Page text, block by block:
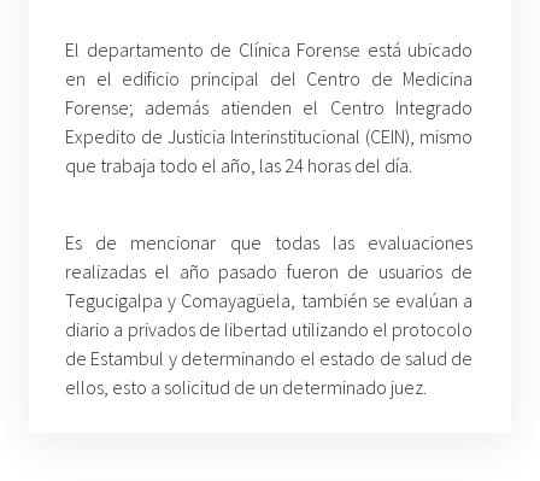
El departamento de Clínica Forense está ubicado
en el edificio principal del Centro de Medicina
Forense; además atienden el Centro Integrado
Expedito de Justicia Interinstitucional (CEIN), mismo
que trabaja todo el año, las 24 horas del día.
Es de mencionar que todas las evaluaciones
realizadas el año pasado fueron de usuarios de
Tegucigalpa y Comayagüela, también se evalúan a
diario a privados de libertad utilizando el protocolo
de Estambul y determinando el estado de salud de
ellos, esto a solicitud de un determinado juez.